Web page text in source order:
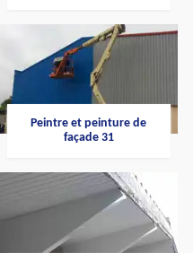
Peintre et peinture de
façade 31